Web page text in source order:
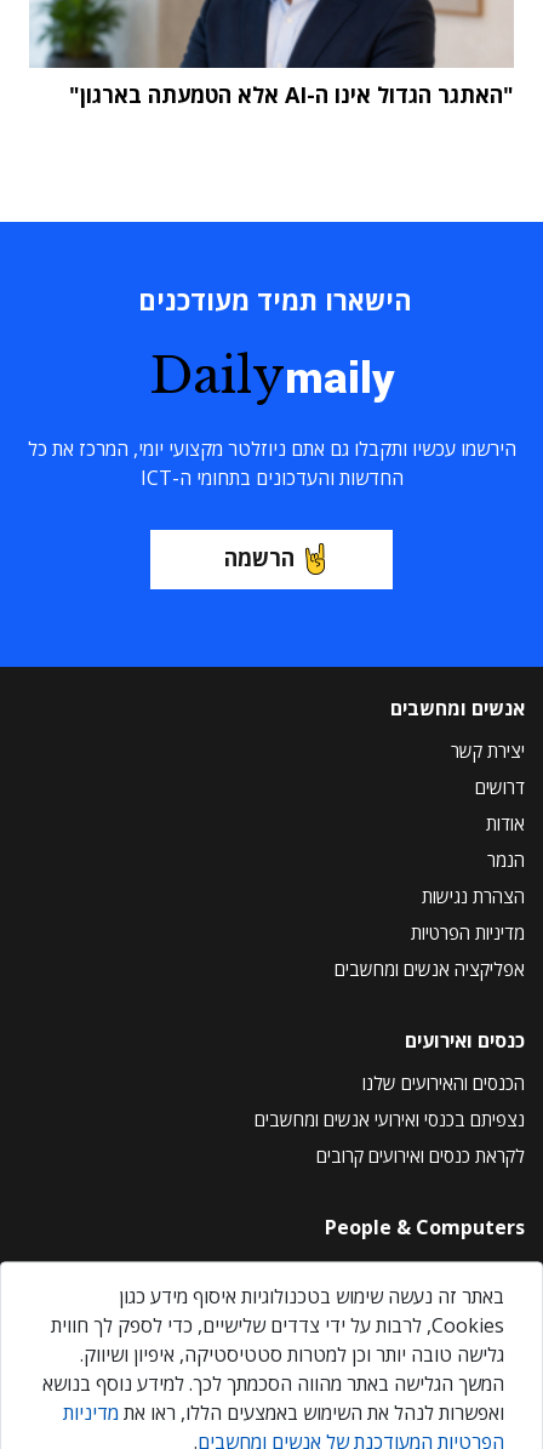
"האתגר הגדול אינו ה-AI אלא הטמעתה בארגון"
הישארו תמיד מעודכנים
Dailymaily
הירשמו עכשיו ותקבלו גם אתם ניוזלטר מקצועי יומי, המרכז את כל
החדשות והעדכונים בתחומי ה-ICT
הרשמה
אנשים ומחשבים
יצירת קשר
דרושים
אודות
הנמר
הצהרת נגישות
מדיניות הפרטיות
אפליקציה אנשים ומחשבים
כנסים ואירועים
הכנסים והאירועים שלנו
נצפיתם בכנסי ואירועי אנשים ומחשבים
לקראת כנסים ואירועים קרובים
People & Computers
About Us
Privacy Policy
Contact Us
Our Events
באתר זה נעשה שימוש בטכנולוגיות איסוף מידע כגון
Cookies, לרבות על ידי צדדים שלישיים, כדי לספק לך חווית
גלישה טובה יותר וכן למטרות סטטיסטיקה, איפיון ושיווק.
המשך הגלישה באתר מהווה הסכמתך לכך. למידע נוסף בנושא
ואפשרות לנהל את השימוש באמצעים הללו, ראו את מדיניות
הפרטיות המעודכנת של אנשים ומחשבים.